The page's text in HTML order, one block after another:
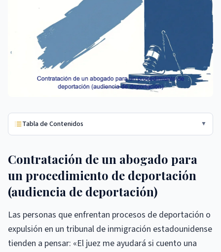
Tabla de Contenidos ▼
Contratación de un abogado para
un procedimiento de deportación
(audiencia de deportación)
Las personas que enfrentan procesos de deportación o
expulsión en un tribunal de inmigración estadounidense
tienden a pensar: «El juez me ayudará si cuento una